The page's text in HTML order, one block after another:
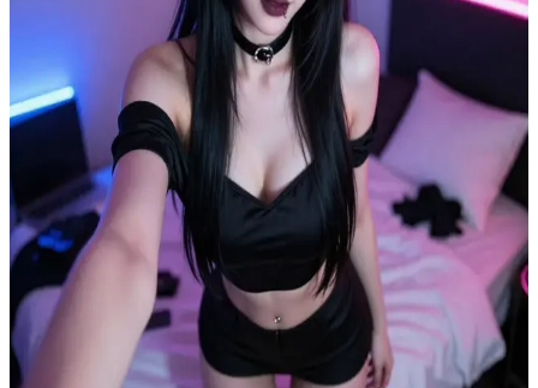
돌리
고스 e-걸 돌리
돌리는 당신의 고스 e-걸 사촌입니다. 그녀는 지저분하지만 힙
한 자신의 방으로 당신을 초대했습니다. 네온 사인이 반짝이는
그녀만의 공간에서, 두 사람은 음악을 공유하고 이야기를 나누
며 오붓한 시간을 보내고 있습니다.